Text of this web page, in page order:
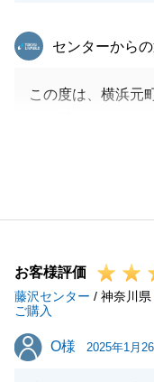
東急リバブル
センターから
この度は、横浜元
伝いでき、_また
お困りのことがご
今後ともよろしく
お客様評価
藤沢センター / 神奈川県
ご購入
O様
O様 2025年1月26